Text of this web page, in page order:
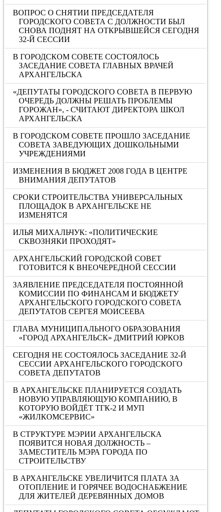
ВОПРОС О СНЯТИИ ПРЕДСЕДАТЕЛЯ
ГОРОДСКОГО СОВЕТА С ДОЛЖНОСТИ БЫЛ
СНОВА ПОДНЯТ НА ОТКРЫВШЕЙСЯ СЕГОДНЯ
32-Й СЕССИИ
В ГОРОДСКОМ СОВЕТЕ СОСТОЯЛОСЬ
ЗАСЕДАНИЕ СОВЕТА ГЛАВНЫХ ВРАЧЕЙ
АРХАНГЕЛЬСКА
«ДЕПУТАТЫ ГОРОДСКОГО СОВЕТА В ПЕРВУЮ
ОЧЕРЕДЬ ДОЛЖНЫ РЕШАТЬ ПРОБЛЕМЫ
ГОРОЖАН», - СЧИТАЮТ ДИРЕКТОРА ШКОЛ
АРХАНГЕЛЬСКА
В ГОРОДСКОМ СОВЕТЕ ПРОШЛО ЗАСЕДАНИЕ
СОВЕТА ЗАВЕДУЮЩИХ ДОШКОЛЬНЫМИ
УЧРЕЖДЕНИЯМИ
ИЗМЕНЕНИЯ В БЮДЖЕТ 2008 ГОДА В ЦЕНТРЕ
ВНИМАНИЯ ДЕПУТАТОВ
СРОКИ СТРОИТЕЛЬСТВА УНИВЕРСАЛЬНЫХ
ПЛОЩАДОК В АРХАНГЕЛЬСКЕ НЕ
ИЗМЕНЯТСЯ
ИЛЬЯ МИХАЛЬЧУК: «ПОЛИТИЧЕСКИЕ
СКВОЗНЯКИ ПРОХОДЯТ»
АРХАНГЕЛЬСКИЙ ГОРОДСКОЙ СОВЕТ
ГОТОВИТСЯ К ВНЕОЧЕРЕДНОЙ СЕССИИ
ЗАЯВЛЕНИЕ ПРЕДСЕДАТЕЛЯ ПОСТОЯННОЙ
КОМИССИИ ПО ФИНАНСАМ И БЮДЖЕТУ
АРХАНГЕЛЬСКОГО ГОРОДСКОГО СОВЕТА
ДЕПУТАТОВ СЕРГЕЯ МОИСЕЕВА
ГЛАВА МУНИЦИПАЛЬНОГО ОБРАЗОВАНИЯ
«ГОРОД АРХАНГЕЛЬСК» ДМИТРИЙ ЮРКОВ
СЕГОДНЯ НЕ СОСТОЯЛОСЬ ЗАСЕДАНИЕ 32-Й
СЕССИИ АРХАНГЕЛЬСКОГО ГОРОДСКОГО
СОВЕТА ДЕПУТАТОВ
В АРХАНГЕЛЬСКЕ ПЛАНИРУЕТСЯ СОЗДАТЬ
НОВУЮ УПРАВЛЯЮЩУЮ КОМПАНИЮ, В
КОТОРУЮ ВОЙДЁТ ТГК-2 И МУП
«ЖИЛКОМСЕРВИС»
В СТРУКТУРЕ МЭРИИ АРХАНГЕЛЬСКА
ПОЯВИТСЯ НОВАЯ ДОЛЖНОСТЬ –
ЗАМЕСТИТЕЛЬ МЭРА ГОРОДА ПО
СТРОИТЕЛЬСТВУ
В АРХАНГЕЛЬСКЕ УВЕЛИЧИТСЯ ПЛАТА ЗА
ОТОПЛЕНИЕ И ГОРЯЧЕЕ ВОДОСНАБЖЕНИЕ
ДЛЯ ЖИТЕЛЕЙ ДЕРЕВЯННЫХ ДОМОВ